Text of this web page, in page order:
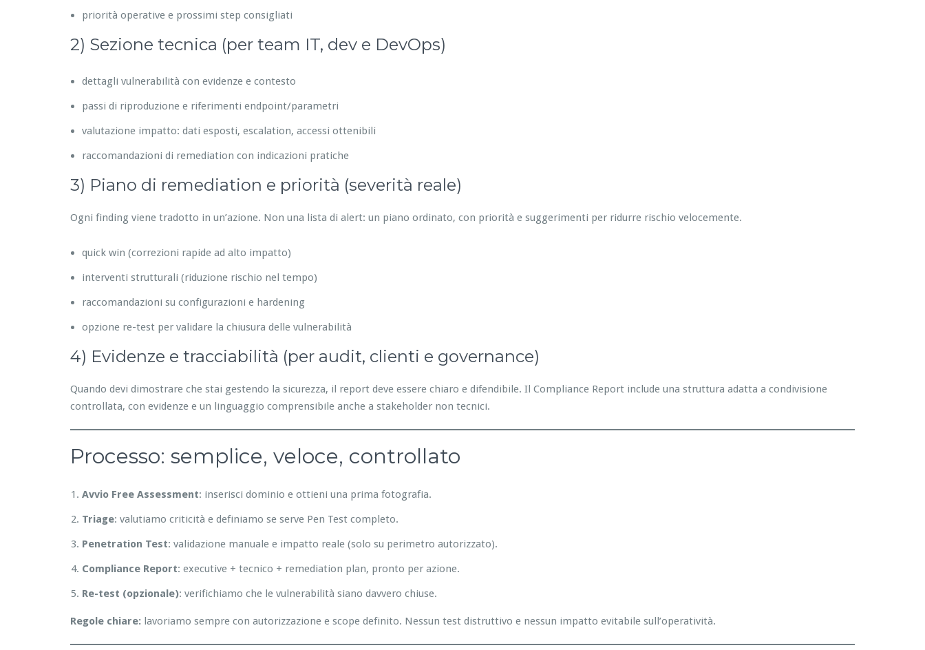
priorità operative e prossimi step consigliati
2) Sezione tecnica (per team IT, dev e DevOps)
dettagli vulnerabilità con evidenze e contesto
passi di riproduzione e riferimenti endpoint/parametri
valutazione impatto: dati esposti, escalation, accessi ottenibili
raccomandazioni di remediation con indicazioni pratiche
3) Piano di remediation e priorità (severità reale)
Ogni finding viene tradotto in un’azione. Non una lista di alert: un piano ordinato, con priorità e suggerimenti per ridurre rischio velocemente.
quick win (correzioni rapide ad alto impatto)
interventi strutturali (riduzione rischio nel tempo)
raccomandazioni su configurazioni e hardening
opzione re-test per validare la chiusura delle vulnerabilità
4) Evidenze e tracciabilità (per audit, clienti e governance)
Quando devi dimostrare che stai gestendo la sicurezza, il report deve essere chiaro e difendibile. Il Compliance Report include una struttura adatta a condivisione
controllata, con evidenze e un linguaggio comprensibile anche a stakeholder non tecnici.
Processo: semplice, veloce, controllato
Avvio Free Assessment: inserisci dominio e ottieni una prima fotografia.
Triage: valutiamo criticità e definiamo se serve Pen Test completo.
Penetration Test: validazione manuale e impatto reale (solo su perimetro autorizzato).
Compliance Report: executive + tecnico + remediation plan, pronto per azione.
Re-test (opzionale): verifichiamo che le vulnerabilità siano davvero chiuse.
Regole chiare: lavoriamo sempre con autorizzazione e scope definito. Nessun test distruttivo e nessun impatto evitabile sull’operatività.